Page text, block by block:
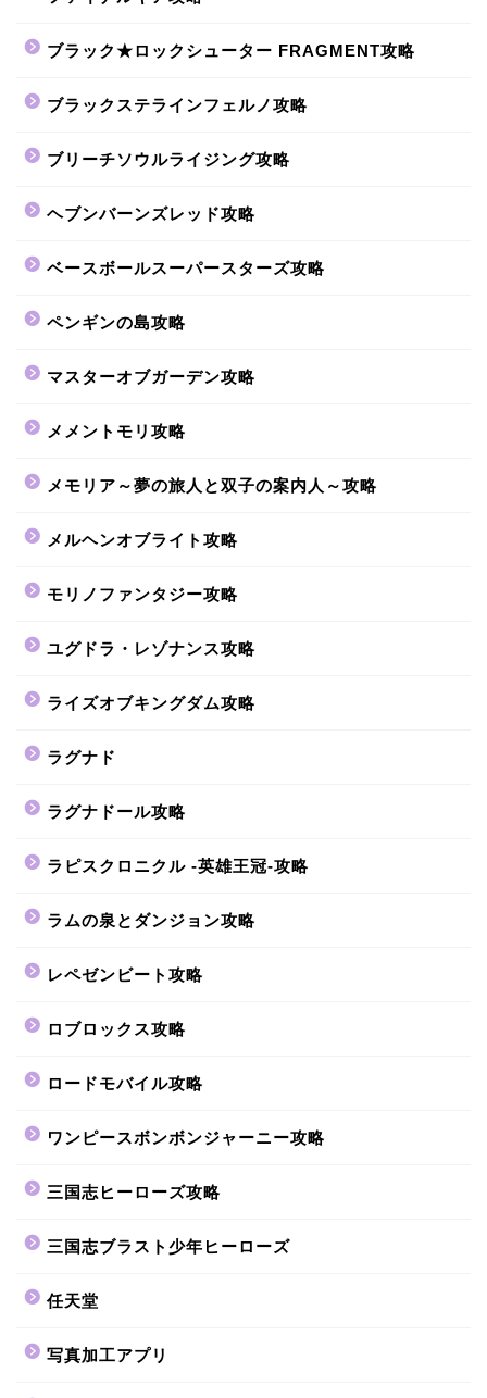
ブラック★ロックシューター FRAGMENT攻略
ブラックステラインフェルノ攻略
ブリーチソウルライジング攻略
ヘブンバーンズレッド攻略
ベースボールスーパースターズ攻略
ペンギンの島攻略
マスターオブガーデン攻略
メメントモリ攻略
メモリア～夢の旅人と双子の案内人～攻略
メルヘンオブライト攻略
モリノファンタジー攻略
ユグドラ・レゾナンス攻略
ライズオブキングダム攻略
ラグナド
ラグナドール攻略
ラピスクロニクル -英雄王冠-攻略
ラムの泉とダンジョン攻略
レペゼンビート攻略
ロブロックス攻略
ロードモバイル攻略
ワンピースボンボンジャーニー攻略
三国志ヒーローズ攻略
三国志ブラスト少年ヒーローズ
任天堂
写真加工アプリ